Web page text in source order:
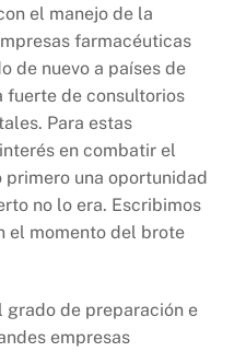
el manejo de la
farmacéuticas
de nuevo a países de
fuerte de consultorios
Para estas
en combatir el
una oportunidad
no lo era. Escribimos
el momento del brote
grado de preparación e
empresas